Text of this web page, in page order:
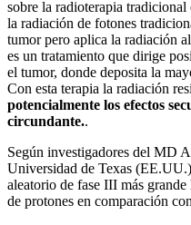
sobre la radioterapia
la radiación de fotones
tumor pero aplica la radiación
es un tratamiento que dirige
el tumor, donde deposita la
Con esta terapia la radiación
potencialmente los efectos
circundante..
Según investigadores del MD
Universidad de Texas
aleatorio de fase III más grande
de protones en comparación